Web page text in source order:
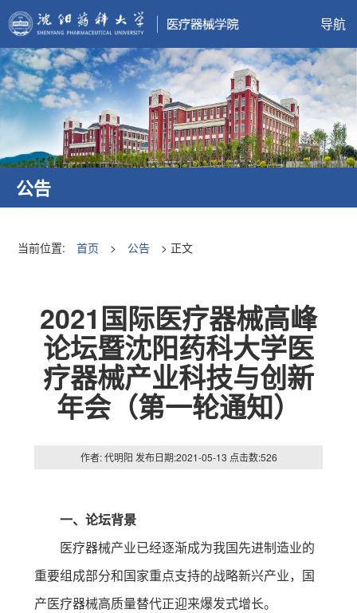
导航
公告
当前位置: 首页 > 公告 > 正文
2021国际医疗器械高峰
论坛暨沈阳药科大学医
疗器械产业科技与创新
年会（第一轮通知）
作者: 代明阳 发布日期:2021-05-13 点击数:526
一、论坛背景
医疗器械产业已经逐渐成为我国先进制造业的
重要组成部分和国家重点支持的战略新兴产业，国
产医疗器械高质量替代正迎来爆发式增长。